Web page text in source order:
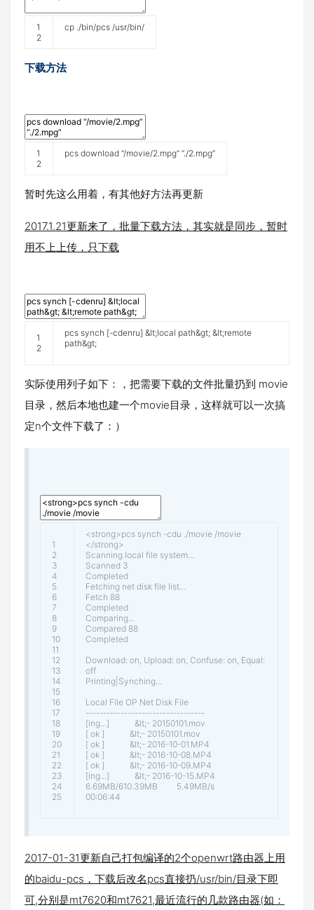
1
2
cp ./bin/pcs /usr/bin/
下载方法
1
2
pcs download “/movie/2.mpg” “. /2.mpg”
暂时先这么用着，有其他好方法再更新
2017.1.21更新来了，批量下载方法，其实就是同步，暂时
用不上上传，只下载
1
2
pcs synch [-cdenru] &lt;local path&gt; &lt;remote
path&gt;
实际使用列子如下：，把需要下载的文件批量扔到 movie
目录，然后本地也建一个movie目录，这样就可以一次搞
定n个文件下载了：）
1
2
3
4
5
6
7
8
9
10
11
12
13
14
15
16
17
18
19
20
21
22
23
24
25
<strong>pcs synch -cdu /movie /movie
</strong>
Scanning local file system
Scanned 3
Completed
Fetching net disk file list
Fetch 88
Completed
Comparing
Compared 88
Completed
Download: on Upload: on Confuse: on Equal:
off
Printing Synching
Local File OP Net Disk File
----------------------------------
[ing ] &lt;- 20150101.mov
[ ok ] &lt;- 20150101.mov
[ ok ] &lt;- 2016-10-01.MP4
[ ok ] &lt;- 2016-10-08.MP4
[ ok ] &lt;- 2016-10-09.MP4
[ing ] &lt;- 2016-10-15.MP4
6.69MB/610.39MB 5.49MB/s
00:06:44
2017-01-31更新自己打包编译的2个openwrt路由器上用
的baidu-pcs，下载后改名pcs直接扔/usr/bin/目录下即
可,分别是mt7620和mt7621,最近流行的几款路由器(如：